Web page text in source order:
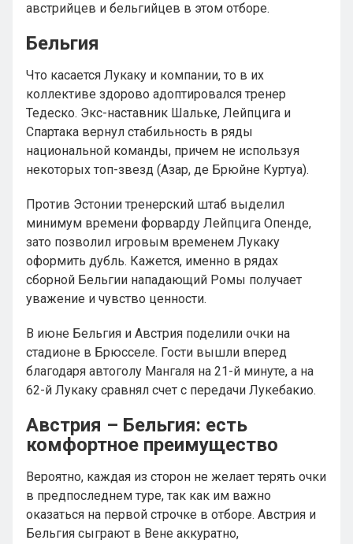
австрийцев и бельгийцев в этом отборе.
Бельгия
Что касается Лукаку и компании, то в их
коллективе здорово адоптировался тренер
Тедеско. Экс-наставник Шальке, Лейпцига и
Спартака вернул стабильность в ряды
национальной команды, причем не используя
некоторых топ-звезд (Азар, де Брюйне Куртуа).
Против Эстонии тренерский штаб выделил
минимум времени форварду Лейпцига Опенде,
зато позволил игровым временем Лукаку
оформить дубль. Кажется, именно в рядах
сборной Бельгии нападающий Ромы получает
уважение и чувство ценности.
В июне Бельгия и Австрия поделили очки на
стадионе в Брюсселе. Гости вышли вперед
благодаря автоголу Мангаля на 21-й минуте, а на
62-й Лукаку сравнял счет с передачи Лукебакио.
Австрия – Бельгия: есть
комфортное преимущество
Вероятно, каждая из сторон не желает терять очки
в предпоследнем туре, так как им важно
оказаться на первой строчке в отборе. Австрия и
Бельгия сыграют в Вене аккуратно,